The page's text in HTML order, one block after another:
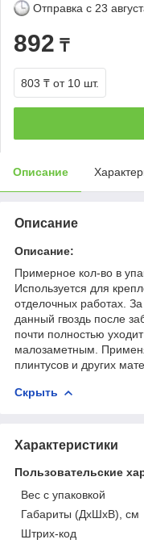
Отправка с 23
892 ₸
803 ₸ от 10 шт.
Описание
Описание
Описание:
Примерное кол-во в
Используется для
отделочных работах.
данный гвоздь после
почти полностью
малозаметным.
плинтусов и других
Скрыть
Характеристики
Пользовательские
Вес с упаковкой
Габариты (ДхШхВ), см
Штрих-код